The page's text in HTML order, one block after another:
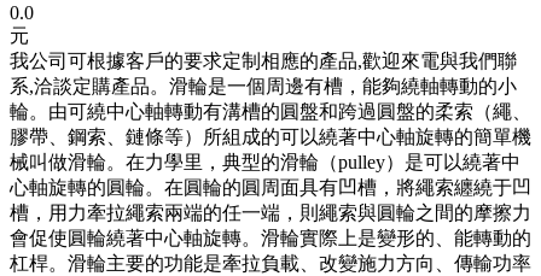
0.0
元
我公司可根據客戶的要求定制相應的產品,歡迎來電與我們聯
系,洽談定購產品。滑輪是一個周邊有槽，能夠繞軸轉動的小
輪。由可繞中心軸轉動有溝槽的圓盤和跨過圓盤的柔索（繩、
膠帶、鋼索、鏈條等）所組成的可以繞著中心軸旋轉的簡單機
械叫做滑輪。在力學里，典型的滑輪（pulley）是可以繞著中
心軸旋轉的圓輪。在圓輪的圓周面具有凹槽，將繩索纏繞于凹
槽，用力牽拉繩索兩端的任一端，則繩索與圓輪之間的摩擦力
會促使圓輪繞著中心軸旋轉。滑輪實際上是變形的、能轉動的
杠桿。滑輪主要的功能是牽拉負載、改變施力方向、傳輸功率